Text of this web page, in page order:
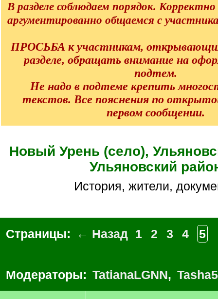
В разделе соблюдаем порядок.
аргументированно общаемся с
ПРОСЬБА к участникам,
разделе, обращать внимание на
подтем.
Не надо в подтеме крепить
текстов. Все пояснения по
первом сообщении.
Новый Урень (село),
Ульяновский
История, жители,
Страницы: ← Назад 1 2 3 4 5
Модераторы: TatianaLGNN,